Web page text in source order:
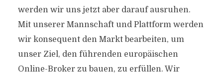
werden wir uns jetzt aber darauf ausruhen.
Mit unserer Mannschaft und Plattform werden
wir konsequent den Markt bearbeiten, um
unser Ziel, den führenden europäischen
Online-Broker zu bauen, zu erfüllen. Wir